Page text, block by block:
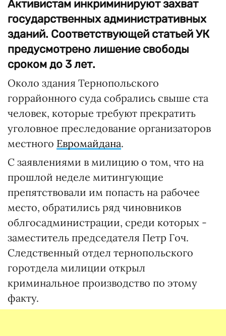
Активистам инкриминируют захват
государственных административных
зданий. Соответствующей статьей УК
предусмотрено лишение свободы
сроком до 3 лет.
Около здания Тернопольского
горрайонного суда собрались свыше ста
человек, которые требуют прекратить
уголовное преследование организаторов
местного Евромайдана.
С заявлениями в милицию о том, что на
прошлой неделе митингующие
препятствовали им попасть на рабочее
место, обратились ряд чиновников
облгосадминистрации, среди которых -
заместитель председателя Петр Гоч.
Следственный отдел тернопольского
горотдела милиции открыл
криминальное производство по этому
факту.